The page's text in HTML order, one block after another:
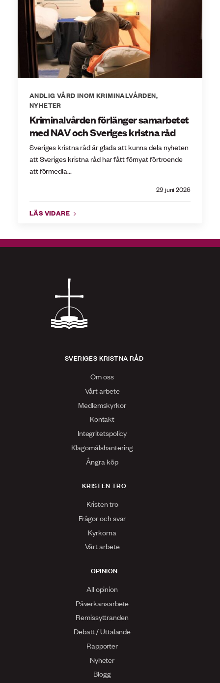
ANDLIG VÅRD INOM KRIMINALVÅRDEN,
NYHETER
Kriminalvården förlänger samarbetet
med NAV och Sveriges kristna råd
29 juni 2026
Sveriges kristna råd är glada att kunna dela nyheten
att Sveriges kristna råd har fått förnyat förtroende
att förmedla...
LÄS VIDARE
SVERIGES KRISTNA RÅD
Om oss
Vårt arbete
Medlemskyrkor
Kontakt
Integritetspolicy
Klagomålshantering
Ångra köp
KRISTEN TRO
Kristen tro
Frågor och svar
Kyrkorna
Vårt arbete
OPINION
All opinion
Påverkansarbete
Remissyttranden
Debatt / Uttalande
Rapporter
Nyheter
Blogg